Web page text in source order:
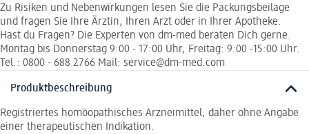
Zu Risiken und Nebenwirkungen lesen Sie die Packungsbeilage
und fragen Sie Ihre Ärztin, Ihren Arzt oder in Ihrer Apotheke.
Hast du Fragen? Die Experten von dm-med beraten Dich gerne.
Montag bis Donnerstag 9:00 - 17:00 Uhr, Freitag: 9:00 -15:00 Uhr.
Tel.: 0800 - 688 2766 Mail: service@dm-med.com
Produktbeschreibung
Registriertes homöopathisches Arzneimittel, daher ohne Angabe
einer therapeutischen Indikation.